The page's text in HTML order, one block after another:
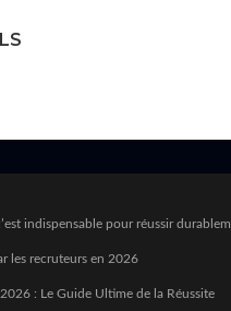
indispensable pour réussir
les recruteurs en 2026
: Le Guide Ultime de la Réussite